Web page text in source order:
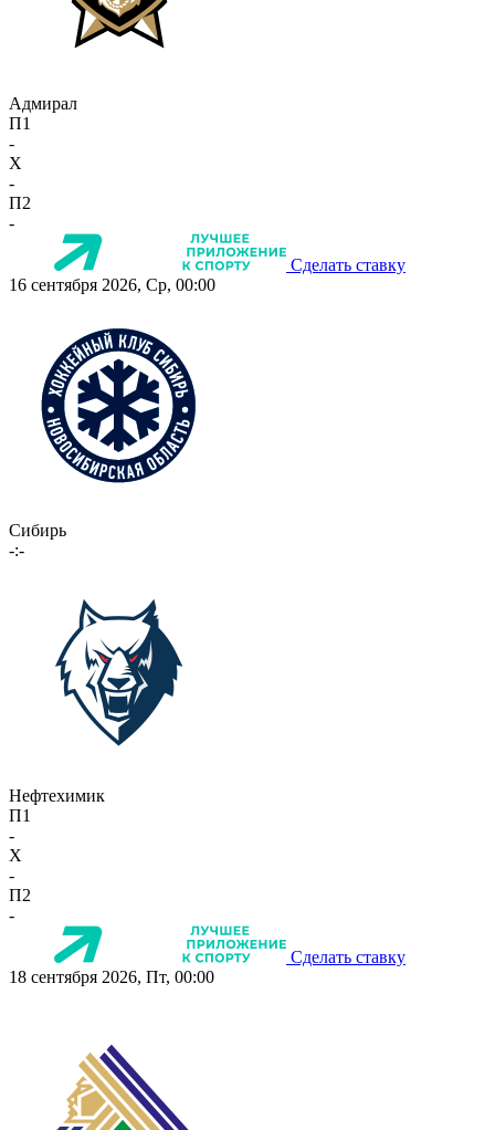
Адмирал
П1
-
X
-
П2
-
Сделать ставку
16 сентября 2026, Ср, 00:00
Сибирь
-:-
Нефтехимик
П1
-
X
-
П2
-
Сделать ставку
18 сентября 2026, Пт, 00:00